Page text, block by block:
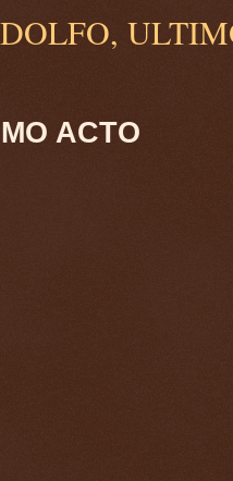
ACTO